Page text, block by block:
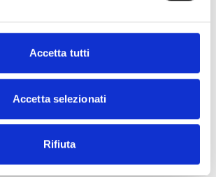
Accetta tutti
Accetta selezionati
Rifiuta
© VDC Studio srls 2025